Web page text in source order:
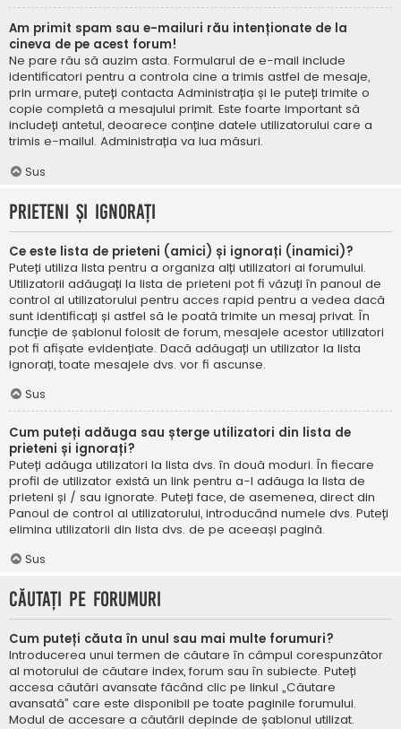
Am primit spam sau e-mailuri rău intenționate de la
cineva de pe acest forum!
Ne pare rău să auzim asta. Formularul de e-mail include
identificatori pentru a controla cine a trimis astfel de mesaje,
prin urmare, puteți contacta Administrația și le puteți trimite o
copie completă a mesajului primit. Este foarte important să
includeți antetul, deoarece conține datele utilizatorului care a
trimis e-mailul. Administrația va lua măsuri.
Sus
Prieteni și ignorați
Ce este lista de prieteni (amici) și ignorați (inamici)?
Puteți utiliza lista pentru a organiza alți utilizatori ai forumului.
Utilizatorii adăugați la lista de prieteni pot fi văzuți în panoul de
control al utilizatorului pentru acces rapid pentru a vedea dacă
sunt identificați și astfel să le poată trimite un mesaj privat. În
funcție de șablonul folosit de forum, mesajele acestor utilizatori
pot fi afișate evidențiate. Dacă adăugați un utilizator la lista
ignorați, toate mesajele dvs. vor fi ascunse.
Sus
Cum puteți adăuga sau șterge utilizatori din lista de
prieteni și ignorați?
Puteți adăuga utilizatori la lista dvs. în două moduri. În fiecare
profil de utilizator există un link pentru a-l adăuga la lista de
prieteni și / sau ignorate. Puteți face, de asemenea, direct din
Panoul de control al utilizatorului, introducând numele dvs. Puteți
elimina utilizatorii din lista dvs. de pe aceeași pagină.
Sus
Căutați pe forumuri
Cum puteți căuta în unul sau mai multe forumuri?
Introducerea unui termen de căutare în câmpul corespunzător
al motorului de căutare index, forum sau în subiecte. Puteți
accesa căutări avansate făcând clic pe linkul „Căutare
avansată” care este disponibil pe toate paginile forumului.
Modul de accesare a căutării depinde de șablonul utilizat.